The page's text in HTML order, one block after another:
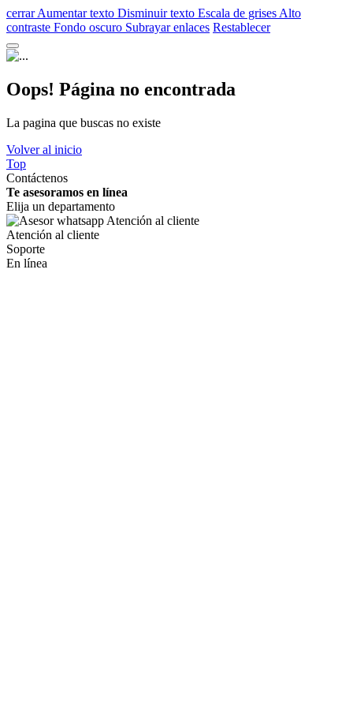
cerrar Aumentar texto Disminuir texto Escala de grises Alto
contraste Fondo oscuro Subrayar enlaces Restablecer
Oops! Página no encontrada
La pagina que buscas no existe
Volver al inicio
Top
Contáctenos
Te asesoramos en línea
Elija un departamento
Atención al cliente
Soporte
En línea